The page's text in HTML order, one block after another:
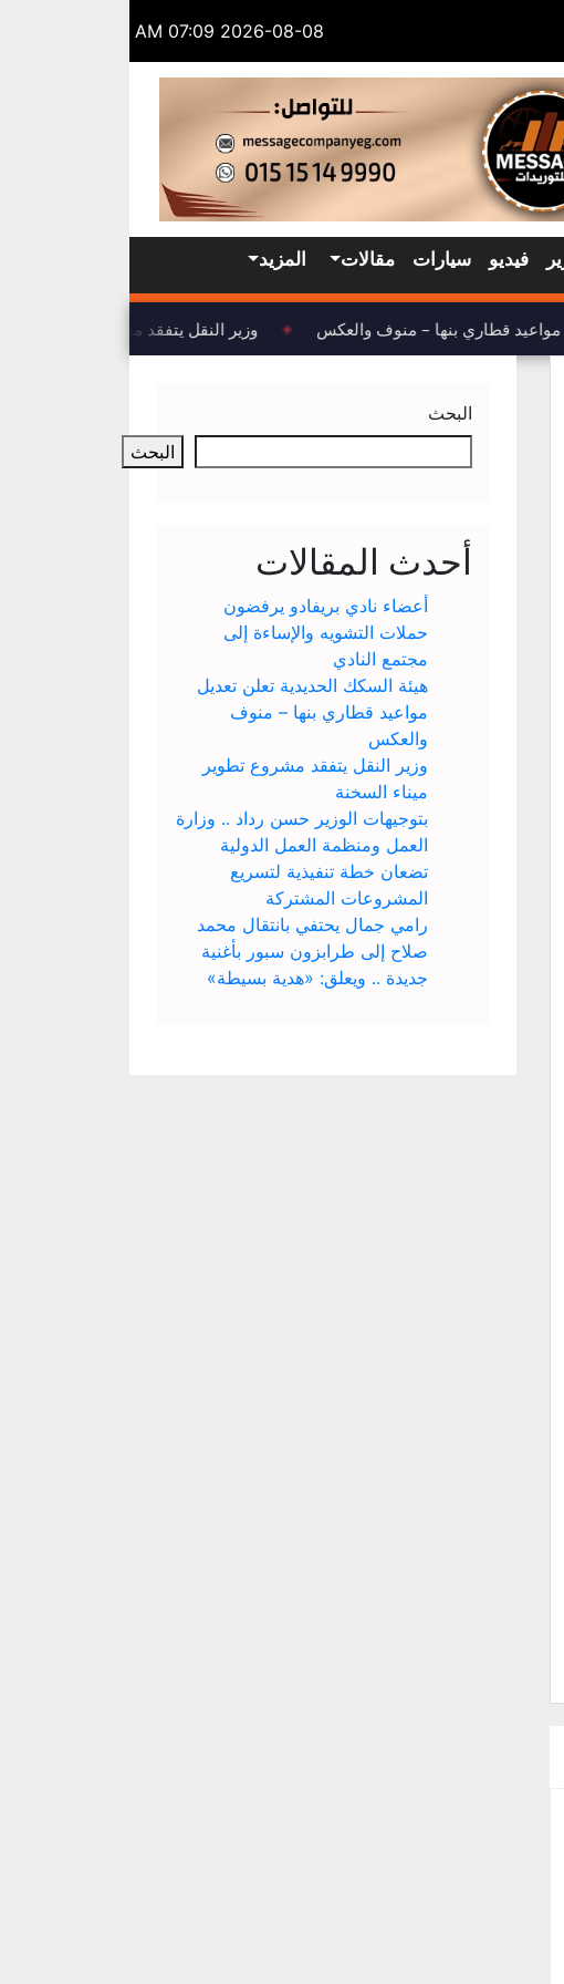
2026-08-08 07:09 AM
فيديو سيارات مقالات المزيد
مواعيد قطاري بنها – منوف والعكس ◈ وزير النقل يتفقد مشروع تطوير ميناء
البحث
البحث
أحدث المقالات
أعضاء نادي بريفادو يرفضون
حملات التشويه والإساءة إلى
مجتمع النادي
هيئة السكك الحديدية تعلن تعديل
مواعيد قطاري بنها – منوف
والعكس
وزير النقل يتفقد مشروع تطوير
ميناء السخنة
بتوجيهات الوزير حسن رداد .. وزارة
العمل ومنظمة العمل الدولية
تضعان خطة تنفيذية لتسريع
المشروعات المشتركة
رامي جمال يحتفي بانتقال محمد
صلاح إلى طرابزون سبور بأغنية
جديدة .. ويعلق: «هدية بسيطة»